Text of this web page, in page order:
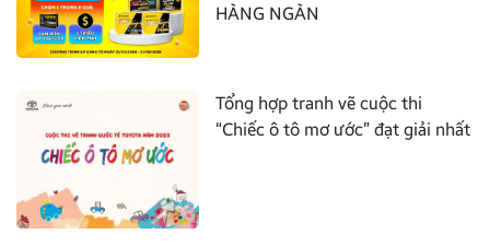
HÀNG NGÀN
Tổng hợp tranh vẽ cuộc thi
“Chiếc ô tô mơ ước” đạt giải nhất